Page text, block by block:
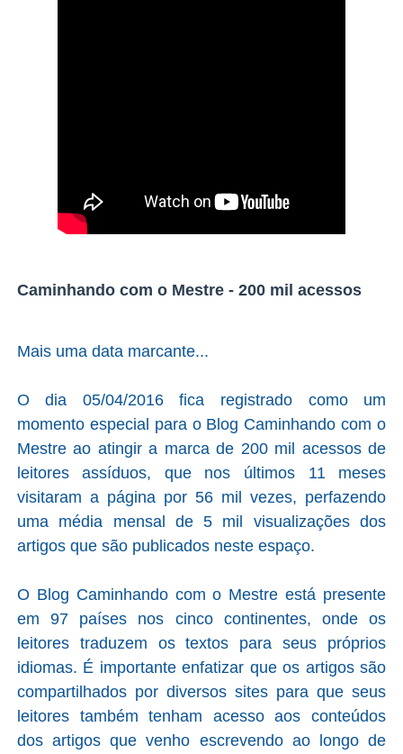
Caminhando com o Mestre - 200 mil acessos
Mais uma data marcante...
O dia 05/04/2016 fica registrado como um
momento especial para o Blog Caminhando com o
Mestre ao atingir a marca de 200 mil acessos de
leitores assíduos, que nos últimos 11 meses
visitaram a página por 56 mil vezes, perfazendo
uma média mensal de 5 mil visualizações dos
artigos que são publicados neste espaço.
O Blog Caminhando com o Mestre está presente
em 97 países nos cinco continentes, onde os
leitores traduzem os textos para seus próprios
idiomas. É importante enfatizar que os artigos são
compartilhados por diversos sites para que seus
leitores também tenham acesso aos conteúdos
dos artigos que venho escrevendo ao longo de